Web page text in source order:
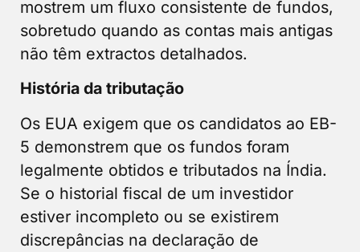
mostrem um fluxo consistente de fundos,
sobretudo quando as contas mais antigas
não têm extractos detalhados.
História da tributação
Os EUA exigem que os candidatos ao EB-
5 demonstrem que os fundos foram
legalmente obtidos e tributados na Índia.
Se o historial fiscal de um investidor
estiver incompleto ou se existirem
discrepâncias na declaração de